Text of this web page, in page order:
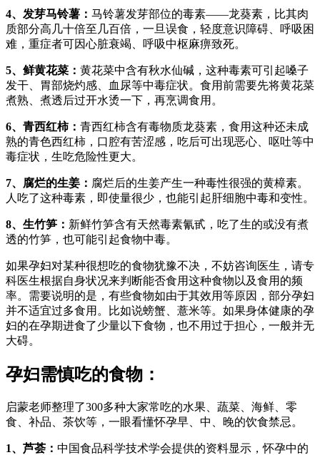
4、发芽马铃薯： 马铃薯发芽部位的毒素——龙葵素，比其肉
质部分高几十倍至几百倍，一旦误食，轻度意识障碍、呼吸困
难，重症者可因心脏衰竭、呼吸中枢麻痹致死。
5、鲜黄花菜： 黄花菜中含有秋水仙碱，这种毒素可引起嗓子
发干、胃部烧灼感、血尿等中毒症状。食用前需要先将黄花菜
煮熟、煮透后过开水烫一下，再烹调食用。
6、青西红柿： 青西红柿含有毒物质龙葵素，食用这种还未成
熟的青色西红柿，口腔有苦涩感，吃后可出现恶心、呕吐等中
毒症状，生吃危险性更大。
7、腐烂的生姜： 腐烂后的生姜产生一种毒性很强的黄樟素。
人吃了这种毒素，即使量很少，也能引起肝细胞中毒和变性。
8、生竹笋： 新鲜竹笋含有天然毒素氰甙，吃了生的或没有煮
透的竹笋，也可能引起食物中毒。
如果孕妇对某种很想吃的食物犹豫不决，不妨咨询医生，请专
科医生根据自身状况来判断能否食用这种食物以及食用的频
率。需要说明的是，有些食物如由于其效用等原因，部分孕妇
并不适宜过多食用。比如说螃蟹、薏米等。如果身体健康的孕
妇的在孕期进食了少量以下食物，也不用过于担心，一般并无
大碍。
孕妇需慎吃的食物：
启蒙老师整理了300多种大家常吃的水果、蔬菜、海鲜、零
食、补品、茶饮等，一眼看懂怀孕早、中、晚的饮食禁忌。
1、芦荟： 中国食品科学技术学会提供的资料显示，怀孕中的